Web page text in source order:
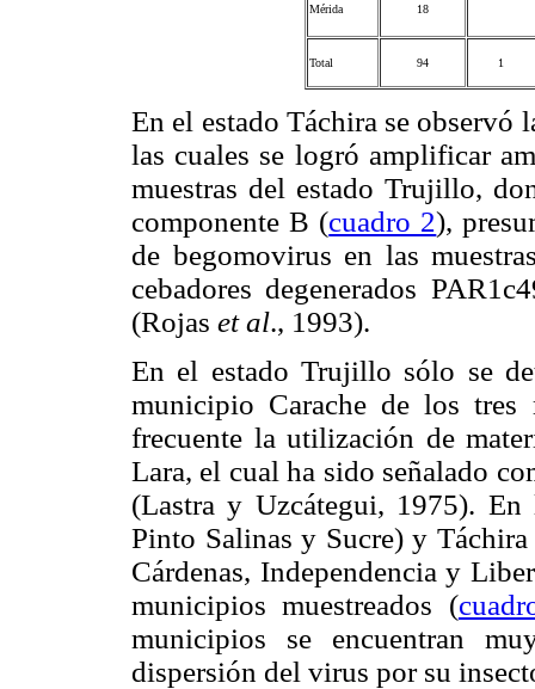
Mérida 18
Total 94 1
En el estado Táchira se observó
las cuales se logró amplificar
muestras del estado Trujillo,
componente B (cuadro 2),
de begomovirus en las
cebadores degenerados
(Rojas et al., 1993).
En el estado Trujillo sólo se
municipio Carache de los tres
frecuente la utilización de
Lara, el cual ha sido señalado
(Lastra y Uzcátegui, 1975).
Pinto Salinas y Sucre) y
Cárdenas, Independencia y
municipios muestreados (
municipios se encuentran
dispersión del virus por su